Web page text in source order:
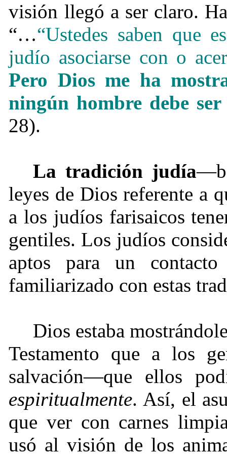
visión llegó a ser claro.
“…“Ustedes saben que
judío asociarse con o
Pero Dios me ha
ningún hombre debe
28).
La tradición judía
leyes de Dios referente a
a los judíos farisaicos
gentiles. Los judíos
aptos para un contacto
familiarizado con estas
Dios estaba
Testamento que a los
salvación—que ellos
espiritualmente. Así, el
que ver con carnes
usó al visión de los